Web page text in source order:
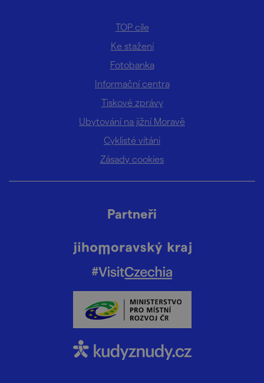
TOP cíle
Ke stažení
Fotobanka
Informační centra
Tiskové zprávy
Ubytování na jižní Moravě
Cyklisté vítáni
Zásady cookies
Partneři